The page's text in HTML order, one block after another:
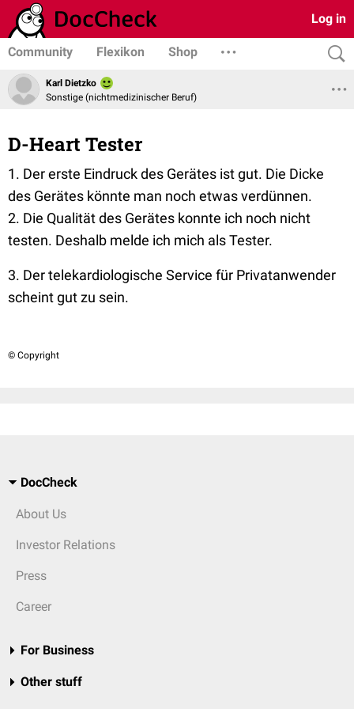
Log in
Community Flexikon Shop
Karl Dietzko
Sonstige (nichtmedizinischer Beruf)
D-Heart Tester
1. Der erste Eindruck des Gerätes ist gut. Die Dicke
des Gerätes könnte man noch etwas verdünnen.
2. Die Qualität des Gerätes konnte ich noch nicht
testen. Deshalb melde ich mich als Tester.
3. Der telekardiologische Service für Privatanwender
scheint gut zu sein.
© Copyright
DocCheck
About Us
Investor Relations
Press
Career
For Business
Other stuff